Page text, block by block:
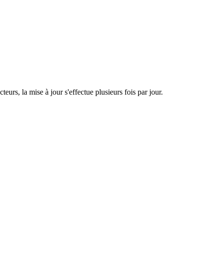
la mise à jour s'effectue plusieurs fois par jour.